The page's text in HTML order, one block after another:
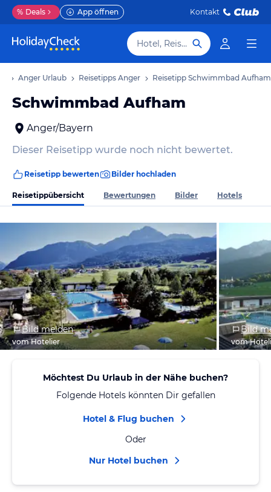
% Deals App öffnen Kontakt
Hotel, Reiseziel
Anger Urlaub Reisetipps Anger Reisetipp Schwimmbad Aufham
Schwimmbad Aufham
Anger/Bayern
Dieser Reisetipp wurde noch nicht bewertet.
Reisetipp bewerten Bilder hochladen
Reisetippübersicht Bewertungen Bilder Hotels
Bild melden
vom Hotelier
Bild
vom
Möchtest Du Urlaub in der Nähe buchen?
Folgende Hotels könnten Dir gefallen
Hotel & Flug buchen
Oder
Nur Hotel buchen